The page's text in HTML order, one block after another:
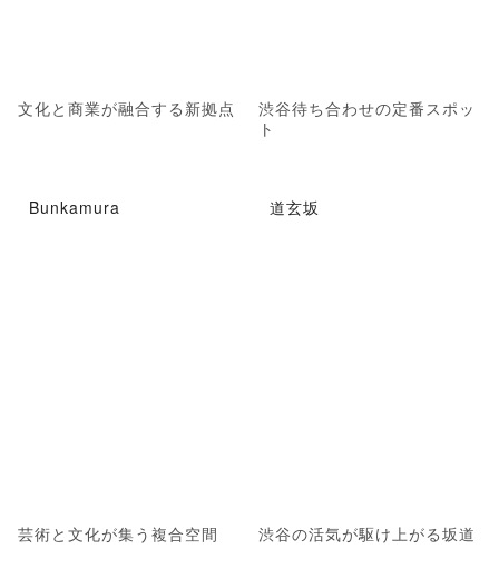
文化と商業が融合する新拠点
渋谷待ち合わせの定番スポッ
ト
Bunkamura
芸術と文化が集う複合空間
道玄坂
渋谷の活気が駆け上がる坂道